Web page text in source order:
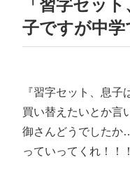
「習字セッ
子ですが中学
『習字セット、息
買い替えたいとか言
御さんどうでした
っていってくれ！！